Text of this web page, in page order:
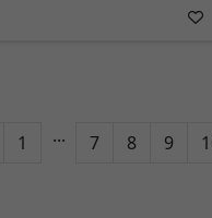
1 ... 7 8 9